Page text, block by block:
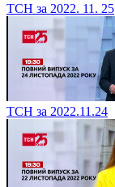
ТСН за 2022. 11. 25
ТСН за 2022.11.24